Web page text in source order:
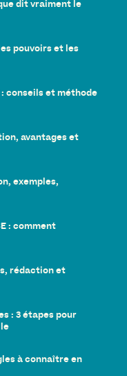
dit vraiment le
pouvoirs et les
: conseils et méthode
avantages et
exemples,
: comment
rédaction et
: 3 étapes pour
à connaître en